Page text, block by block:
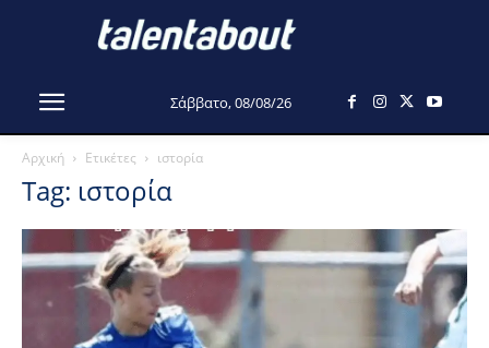
Σάββατο, 08/08/26
Αρχική Ετικέτες ιστορία
Tag: ιστορία